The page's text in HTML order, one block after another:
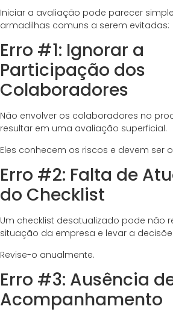
Iniciar a avaliação pode parecer
armadilhas comuns a serem evitadas:
Erro #1: Ignorar a
Participação dos
Colaboradores
Não envolver os colaboradores no
resultar em uma avaliação superficial.
Eles conhecem os riscos e devem ser
Erro #2: Falta de
do Checklist
Um checklist desatualizado pode não
situação da empresa e levar a
Revise-o anualmente.
Erro #3: Ausência
Acompanhamento